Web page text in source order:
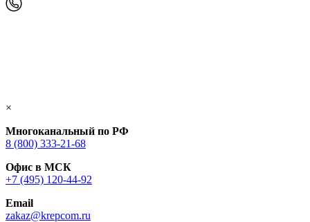
×
Многоканальный по РФ
8 (800) 333‑21-68
Офис в МСК
+7 (495) 120-44-92
Email
zakaz@krepcom.ru